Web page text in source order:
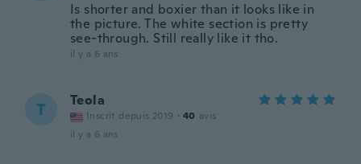
Is shorter and boxier than it looks like in
the picture. The white section is pretty
see-through. Still really like it tho.
il y a 6 ans
T Teola
Inscrit depuis 2019 · 40 avis
il y a 6 ans